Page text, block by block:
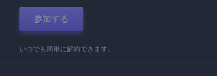
参加する
いつでも簡単に解約できます。